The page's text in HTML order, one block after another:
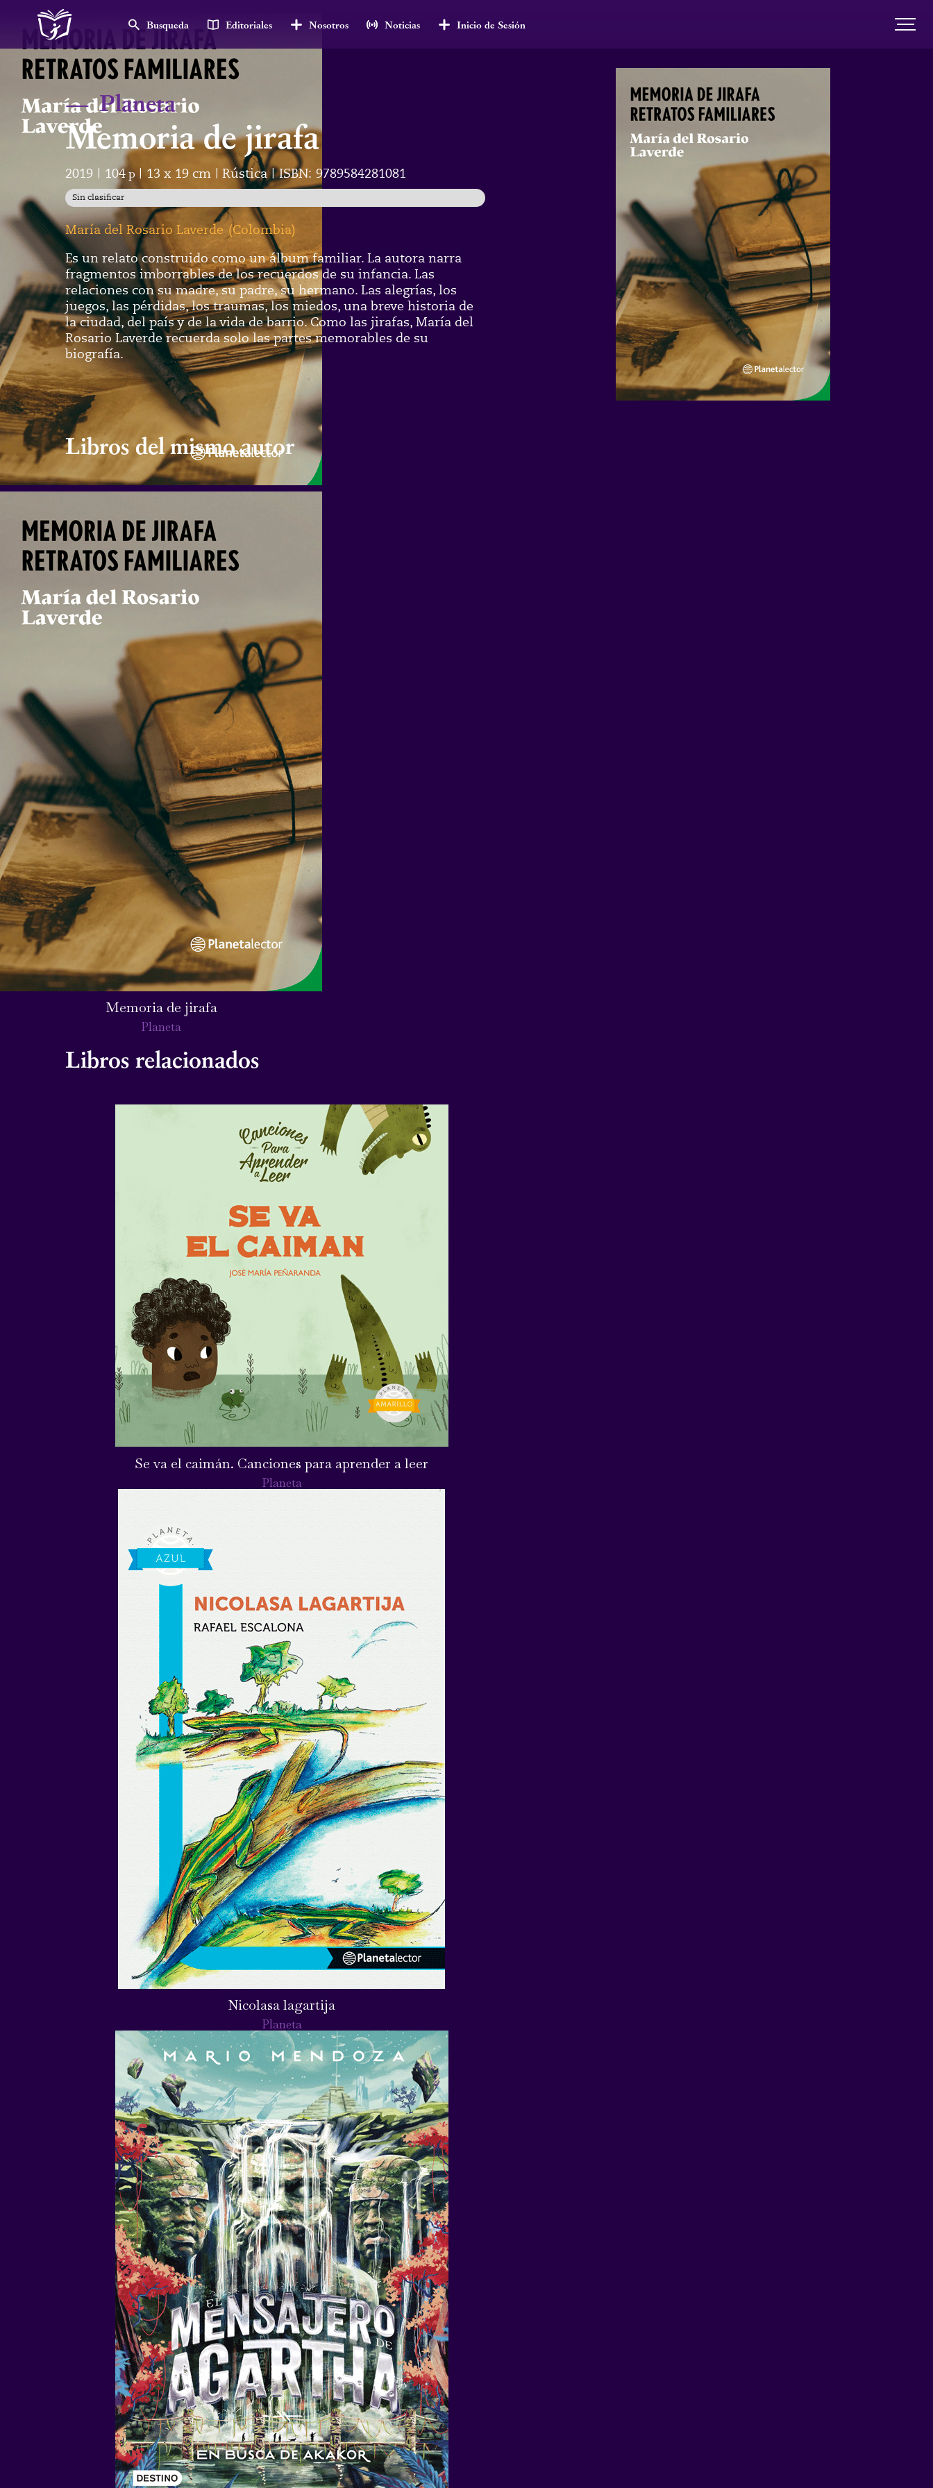
Busqueda Editoriales Nosotros Noticias Inicio de Sesión
— Planeta
Memoria de jirafa
2019 104p 13 x 19 cm Rústica | ISBN: 9789584281081
Sin clasificar
María del Rosario Laverde (Colombia)
Es un relato construido como un álbum familiar. La autora narra
fragmentos imborrables de los recuerdos de su infancia. Las
relaciones con su madre, su padre, su hermano. Las alegrías, los
juegos, las pérdidas, los traumas, los miedos, una breve historia de
la ciudad, del país y de la vida de barrio. Como las jirafas, María del
Rosario Laverde recuerda solo las partes memorables de su
biografía.
Libros del mismo autor
Memoria de jirafa
Planeta
Libros relacionados
Se va el caimán. Canciones para aprender a leer
Planeta
Nicolasa lagartija
Planeta